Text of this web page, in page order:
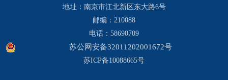
地址：南京市江北新区东大路6号
邮编：210088
电话：58690709
苏公网安备32011202001672号
苏ICP备10088665号